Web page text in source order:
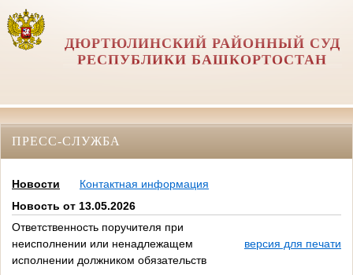
ДЮРТЮЛИНСКИЙ РАЙОННЫЙ СУД
РЕСПУБЛИКИ БАШКОРТОСТАН
ПРЕСС-СЛУЖБА
Новости
Контактная информация
Новость от 13.05.2026
Ответственность поручителя при
неисполнении или ненадлежащем
исполнении должником обязательств
версия для печати